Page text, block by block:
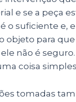
e se a peça
é o suficiente e,
objeto para
não é
coisa
tomadas